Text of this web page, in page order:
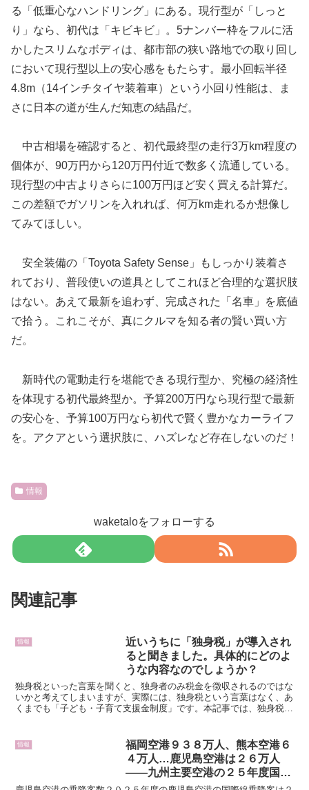
る「低重心なハンドリング」にある。現行型が「しっと
り」なら、初代は「キビキビ」。5ナンバー枠をフルに活
かしたスリムなボディは、都市部の狭い路地での取り回し
において現行型以上の安心感をもたらす。最小回転半径
4.8m（14インチタイヤ装着車）という小回り性能は、ま
さに日本の道が生んだ知恵の結晶だ。
中古相場を確認すると、初代最終型の走行3万km程度の
個体が、90万円から120万円付近で数多く流通している。
現行型の中古よりさらに100万円ほど安く買える計算だ。
この差額でガソリンを入れれば、何万km走れるか想像し
てみてほしい。
安全装備の「Toyota Safety Sense」もしっかり装着さ
れており、普段使いの道具としてこれほど合理的な選択肢
はない。あえて最新を追わず、完成された「名車」を底値
で拾う。これこそが、真にクルマを知る者の賢い買い方
だ。
新時代の電動走行を堪能できる現行型か、究極の経済性
を体現する初代最終型か。予算200万円なら現行型で最新
の安心を、予算100万円なら初代で賢く豊かなカーライフ
を。アクアという選択肢に、ハズレなど存在しないのだ！
情報
waketaloをフォローする
関連記事
情報
近いうちに「独身税」が導入され
ると聞きました。具体的にどのよ
うな内容なのでしょうか？
独身税といった言葉を聞くと、独身者のみ税金を徴収されるのではな
いかと考えてしまいますが、実際には、独身税という言葉はなく、あ
くまでも「子ども・子育て支援金制度」です。本記事では、独身税
情報
福岡空港９３８万人、熊本空港６
４万人…鹿児島空港は２６万人
――九州主要空港の２５年度国際
線乗降客数、訪日客好調で記録更